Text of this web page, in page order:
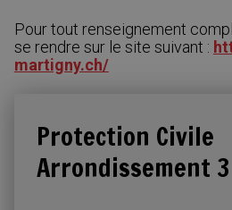
Pour tout renseignement
se rendre sur le site suivant :
martigny.ch/
Protection Civile
Arrondissement